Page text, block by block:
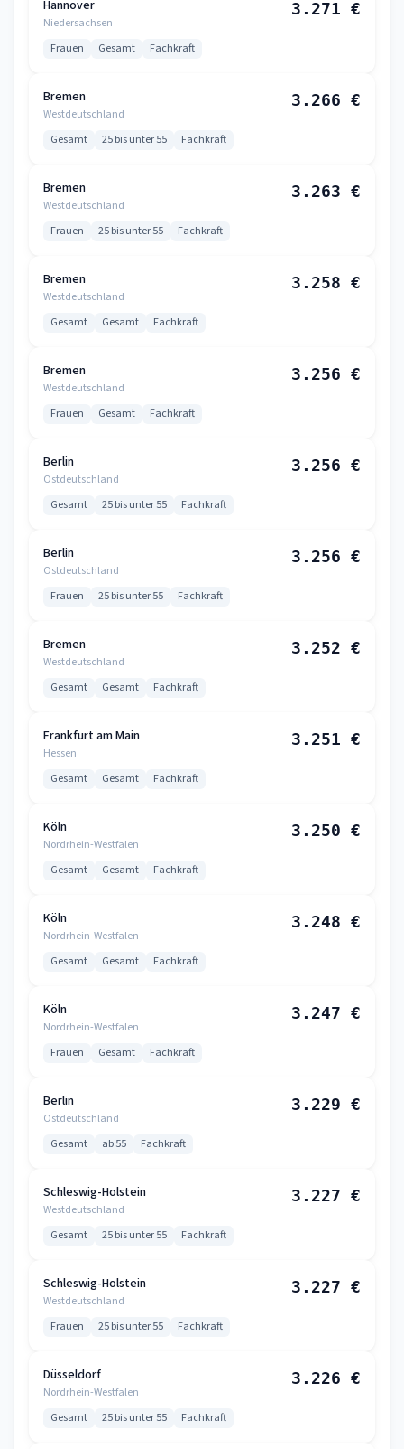
Hannover
Niedersachsen
3.271 €
Frauen Gesamt Fachkraft
Bremen
Westdeutschland
3.266 €
Gesamt 25 bis unter 55 Fachkraft
Bremen
Westdeutschland
3.263 €
Frauen 25 bis unter 55 Fachkraft
Bremen
Westdeutschland
3.258 €
Gesamt Gesamt Fachkraft
Bremen
Westdeutschland
3.256 €
Frauen Gesamt Fachkraft
Berlin
Ostdeutschland
3.256 €
Gesamt 25 bis unter 55 Fachkraft
Berlin
Ostdeutschland
3.256 €
Frauen 25 bis unter 55 Fachkraft
Bremen
Westdeutschland
3.252 €
Gesamt Gesamt Fachkraft
Frankfurt am Main
Hessen
3.251 €
Gesamt Gesamt Fachkraft
Köln
Nordrhein-Westfalen
3.250 €
Gesamt Gesamt Fachkraft
Köln
Nordrhein-Westfalen
3.248 €
Gesamt Gesamt Fachkraft
Köln
Nordrhein-Westfalen
3.247 €
Frauen Gesamt Fachkraft
Berlin
Ostdeutschland
3.229 €
Gesamt ab 55 Fachkraft
Schleswig-Holstein
Westdeutschland
3.227 €
Gesamt 25 bis unter 55 Fachkraft
Schleswig-Holstein
Westdeutschland
3.227 €
Frauen 25 bis unter 55 Fachkraft
Düsseldorf
Nordrhein-Westfalen
3.226 €
Gesamt 25 bis unter 55 Fachkraft